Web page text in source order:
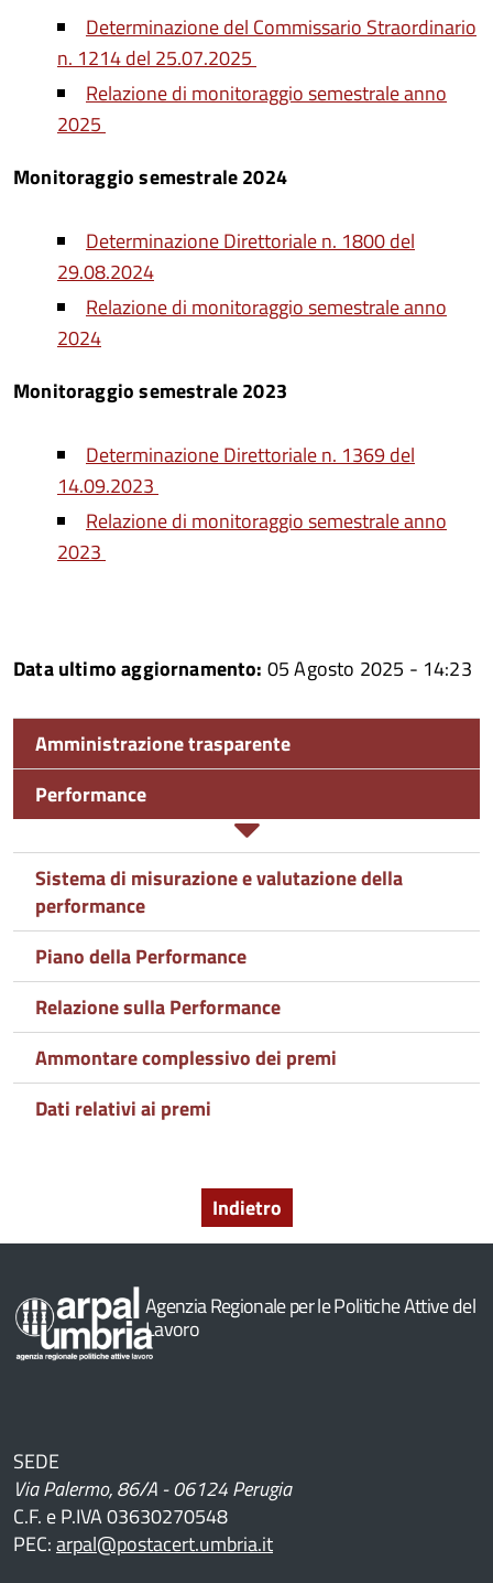
Determinazione del Commissario Straordinario
n. 1214 del 25.07.2025
Relazione di monitoraggio semestrale anno
2025
Monitoraggio semestrale 2024
Determinazione Direttoriale n. 1800 del
29.08.2024
Relazione di monitoraggio semestrale anno
2024
Monitoraggio semestrale 2023
Determinazione Direttoriale n. 1369 del
14.09.2023
Relazione di monitoraggio semestrale anno
2023
Data ultimo aggiornamento: 05 Agosto 2025 - 14:23
Amministrazione trasparente
Performance
Sistema di misurazione e valutazione della
performance
Piano della Performance
Relazione sulla Performance
Ammontare complessivo dei premi
Dati relativi ai premi
Indietro
Agenzia Regionale per le Politiche Attive del
Lavoro
SEDE
Via Palermo, 86/A - 06124 Perugia
C.F. e P.IVA 03630270548
PEC:arpal@postacert.umbria.it